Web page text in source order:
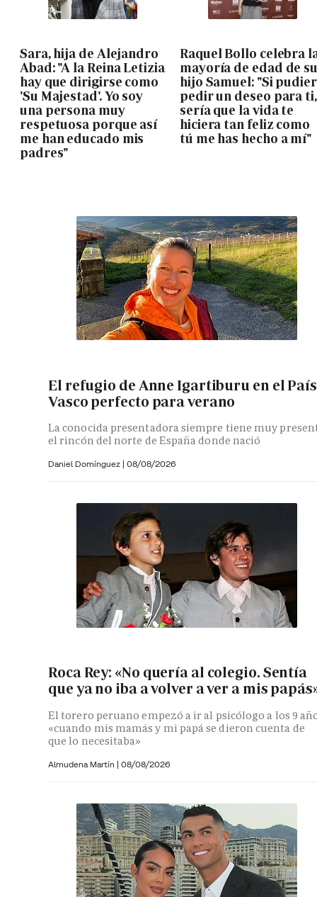
Sara, hija de Alejandro
Abad: "A la Reina Letizia
hay que dirigirse como
'Su Majestad'. Yo soy
una persona muy
respetuosa porque así
me han educado mis
padres"
Raquel Bollo celebra
mayoría de edad de
hijo Samuel: "Si
pedir un deseo para ti,
sería que la vida te
hiciera tan feliz como
tú me has hecho a mí"
El refugio de Anne Igartiburu en el País
Vasco perfecto para verano
La conocida presentadora siempre tiene muy
el rincón del norte de España donde nació
Daniel Domínguez | 08/08/2026
Roca Rey: «No quería al colegio. Sentía
que ya no iba a volver a ver a mis
El torero peruano empezó a ir al psicólogo a los 9
«cuando mis mamás y mi papá se dieron cuenta de
que lo necesitaba»
Almudena Martín | 08/08/2026